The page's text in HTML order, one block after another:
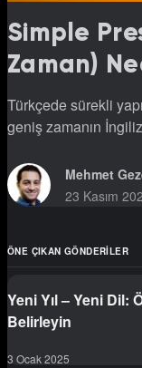
Simple
Zaman)
Türkçede sürekli
geniş zamanın
Mehmet
23 Kasım
ÖNE ÇIKAN GÖNDERILER
Yeni Yıl – Yeni Dil:
Belirleyin
3 Ocak 2025